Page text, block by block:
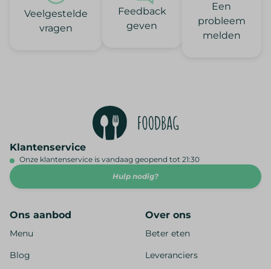
Veelgestelde
vragen
Feedback
geven
Een
probleem
melden
Ons aanbod
Menu
Blog
Over ons
Beter eten
Leveranciers
Klantenservice
Onze klantenservice is vandaag geopend tot 21:30
Hulp nodig?